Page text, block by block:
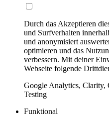
Durch das Akzeptieren
und Surfverhalten
und anonymisiert
optimieren und das
verbessern. Mit deiner
Webseite folgende
Google Analytics, Clarity,
Testing
Funktional